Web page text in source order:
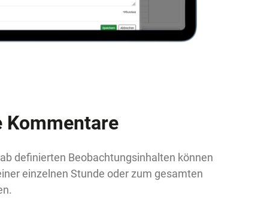
Kommentare
definierten Beobachtungsinhalten können
einzelnen Stunde oder zum gesamten